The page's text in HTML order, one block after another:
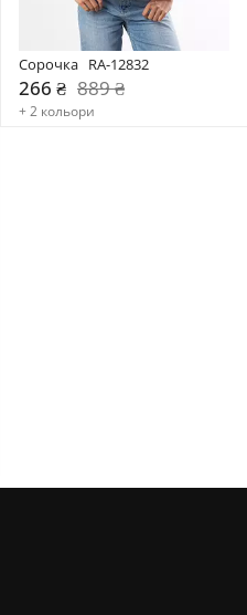
Сорочка   RA-12832
266 ₴ 889 ₴
+ 2 кольори